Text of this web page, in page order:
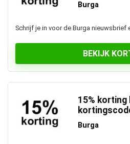
Burga
Schrijf je in voor de Burga nieuwsbrief
BEKIJK
15% korting
Burga